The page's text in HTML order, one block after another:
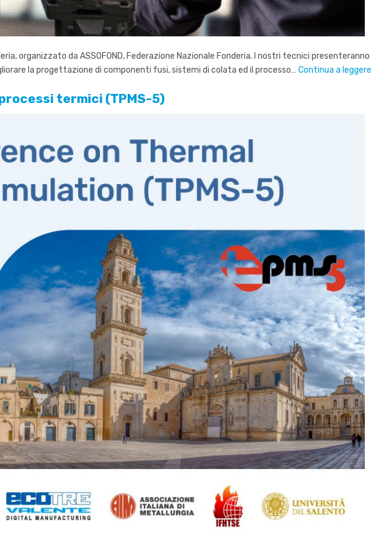
organizzato da ASSOFOND, Federazione Nazionale Fonderia. I nostri tecnici presenteranno
la progettazione di componenti fusi, sistemi di colata ed il processo… Continua a leggere
termici (TPMS-5)